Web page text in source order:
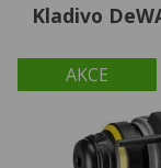
AKCE
Kladivo